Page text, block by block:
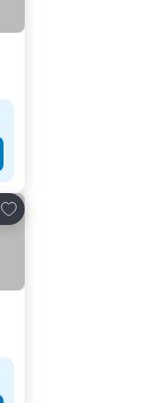
Føj til favoritter